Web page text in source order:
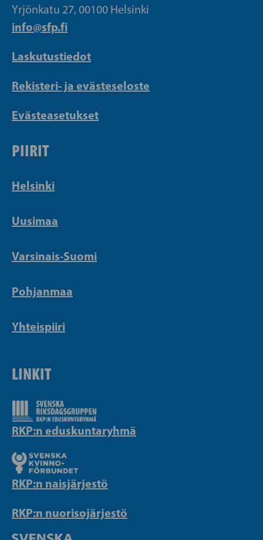
Yrjönkatu 27, 00100 Helsinki
info@sfp.fi
Laskutustiedot
Rekisteri- ja evästeseloste
Evästeasetukset
PIIRIT
Helsinki
Uusimaa
Varsinais-Suomi
Pohjanmaa
Yhteispiiri
LINKIT
RKP:n eduskuntaryhmä
RKP:n naisjärjestö
RKP:n nuorisojärjestö